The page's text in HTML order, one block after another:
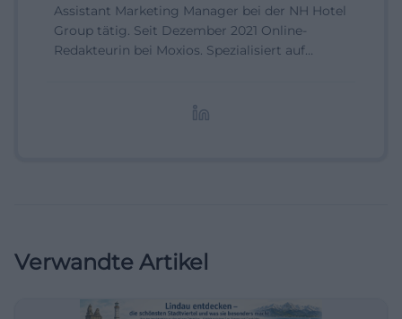
Assistant Marketing Manager bei der NH Hotel
Group tätig. Seit Dezember 2021 Online-
Redakteurin bei Moxios. Spezialisiert auf
Verwandte Artikel